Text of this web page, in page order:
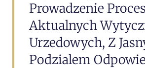
Prowadzenie
Aktualnych
Urzedowych, Z
Podzialem